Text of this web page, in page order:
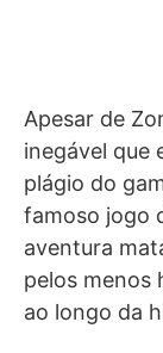
Apesar de
inegável que
plágio do
famoso jogo
aventura
pelos menos
ao longo da